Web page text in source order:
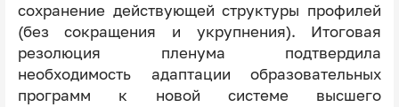
сохранение действующей структуры профилей
(без сокращения и укрупнения). Итоговая
резолюция пленума подтвердила
необходимость адаптации образовательных
программ к новой системе высшего